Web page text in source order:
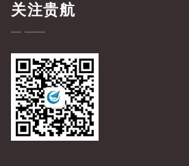
关注贵航